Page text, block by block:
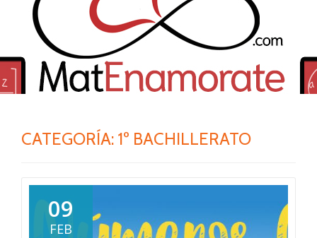
CATEGORÍA: 1º BACHILLERATO
09
FEB